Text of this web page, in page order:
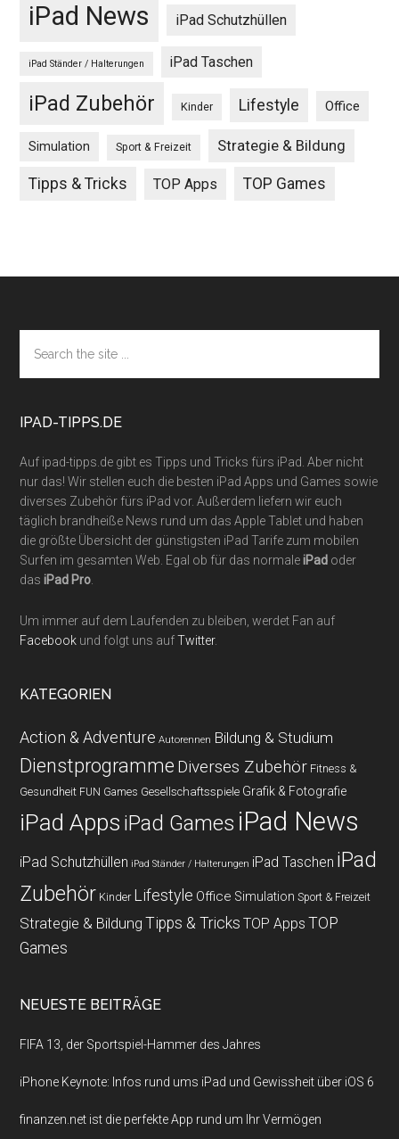
iPad News iPad Schutzhüllen
iPad Ständer / Halterungen iPad Taschen
iPad Zubehör Kinder Lifestyle Office
Simulation Sport & Freizeit Strategie & Bildung
Tipps & Tricks TOP Apps TOP Games
Footer
the
site
IPAD-TIPPS.DE
Auf ipad-tipps.de gibt es Tipps und Tricks fürs iPad. Aber nicht
nur das! Wir stellen euch die besten iPad Apps und Games sowie
diverses Zubehör fürs iPad vor. Außerdem liefern wir euch
täglich brandheiße News rund um das Apple Tablet und haben
die größte Übersicht der günstigsten iPad Tarife zum mobilen
Surfen im gesamten Web. Egal ob für das normaleiPad oder
dasiPad Pro
Um immer auf dem Laufenden zu bleiben, werdet Fan auf
Facebook und folgt uns aufTwitter.
KATEGORIEN
Action & Adventure Autorennen Bildung & Studium
Dienstprogramme Diverses Zubehör Fitness &
Gesundheit FUN Games Gesellschaftsspiele Grafik & Fotografie
iPad Apps iPad Games iPad News
iPad Schutzhüllen iPad Ständer / Halterungen iPad Taschen iPad
Zubehör Kinder Lifestyle Office Simulation Sport & Freizeit
Strategie & Bildung Tipps & Tricks TOP Apps TOP
Games
NEUESTE BEITRÄGE
FIFA 13, der Sportspiel-Hammer des Jahres
iPhone Keynote: Infos rund ums iPad und Gewissheit über iOS 6
finanzen.net ist die perfekte App rund um Ihr Vermögen